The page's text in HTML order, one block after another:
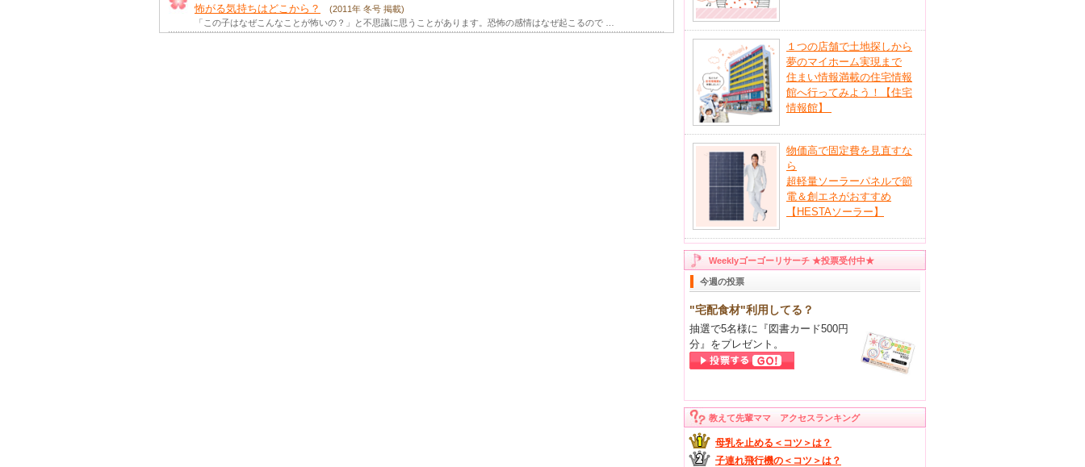
怖がる気持ちはどこから？
(2011年 冬号 掲載)
「この子はなぜこんなことが怖いの？」と不思議に思うことがあります。恐怖の感情はなぜ起こるので …
１つの店舗で土地探しから
夢のマイホーム実現まで
住まい情報満載の住宅情報
館へ行ってみよう！【住宅
情報館】
物価高で固定費を見直すな
ら
超軽量ソーラーパネルで節
電＆創エネがおすすめ
【HESTAソーラー】
Weeklyゴーゴーリサーチ ★投票受付中★
今週の投票
"宅配食材"利用してる？
抽選で5名様に『図書カード500円
分』をプレゼント。
教えて先輩ママ アクセスランキング
母乳を止める＜コツ＞は？
子連れ飛行機の＜コツ＞は？